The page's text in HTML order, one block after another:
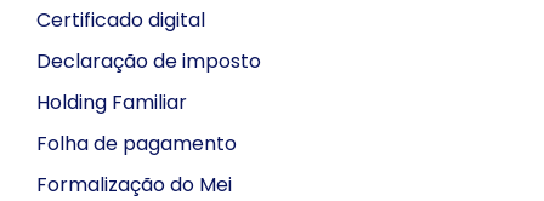
Certificado digital
Declaração de imposto
Holding Familiar
Folha de pagamento
Formalização do Mei